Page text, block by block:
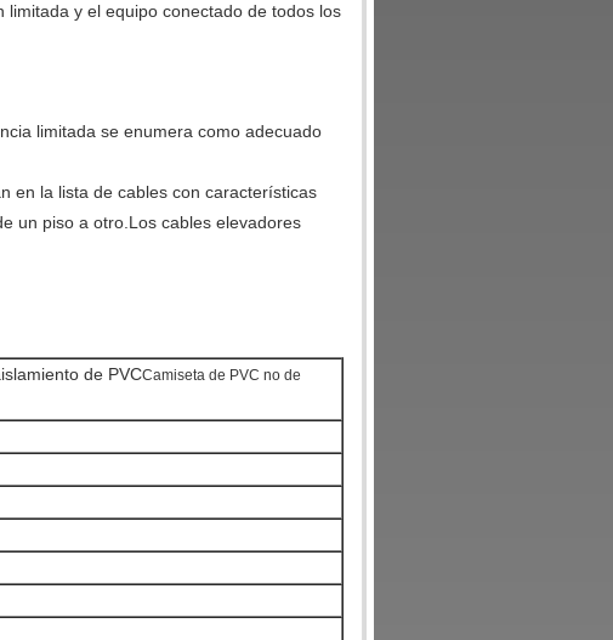
y el equipo conectado de todos los
limitada se enumera como adecuado
en la lista de cables con características
un piso a otro.Los cables elevadores
de PVCCamiseta de PVC no de